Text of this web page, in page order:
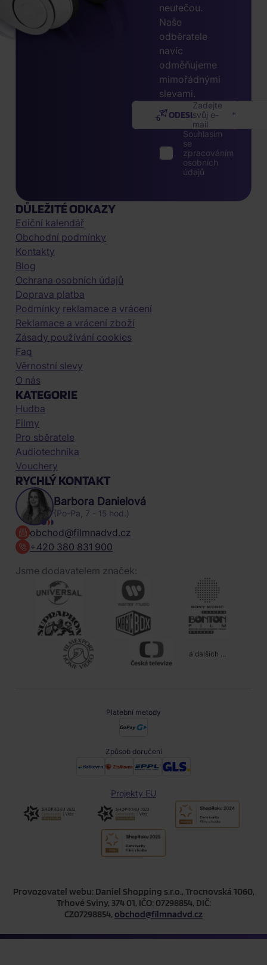
neutečou.
Naše
odběratele
navíc
odměňujeme
mimořádnými
slevami.
Zadejte
svůj e-
mail
ODESLAT
Souhlasím
se
zpracováním
osobních
údajů
DŮLEŽITÉ ODKAZY
Ediční kalendář
Obchodní podmínky
Kontakty
Blog
Ochrana osobních údajů
Doprava platba
Podmínky reklamace a vrácení
Reklamace a vrácení zboží
Zásady používání cookies
Faq
Věrnostní slevy
O nás
KATEGORIE
Hudba
Filmy
Pro sběratele
Audiotechnika
Vouchery
RYCHLÝ KONTAKT
Barbora Danielová
(Po-Pa, 7 - 15 hod.)
obchod@filmnadvd.cz
+420 380 831 900
Jsme dodavatelem značek:
a dalších ...
Platební metody
Způsob doručení
Projekty EU
Provozovatel webu: Daniel Shopping s.r.o., Trocnovská 1060,
Trhové Sviny, 374 01, IČO: 07298854, DIČ:
CZ07298854, obchod@filmnadvd.cz